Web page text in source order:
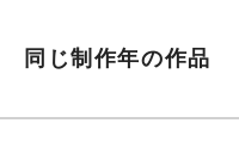
同じ制作年の作品